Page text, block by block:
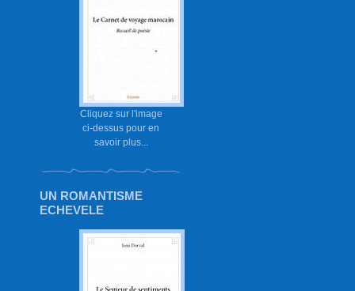
Cliquez sur l'image
ci-dessus pour en
savoir plus...
UN ROMANTISME
ECHEVELE